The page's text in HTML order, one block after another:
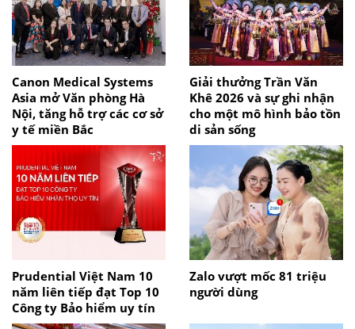
Canon Medical Systems
Asia mở Văn phòng Hà
Nội, tăng hỗ trợ các cơ sở
y tế miền Bắc
Giải thưởng Trần Văn
Khê 2026 và sự ghi nhận
cho một mô hình bảo tồn
di sản sống
Prudential Việt Nam 10
năm liên tiếp đạt Top 10
Công ty Bảo hiểm uy tín
Zalo vượt mốc 81 triệu
người dùng